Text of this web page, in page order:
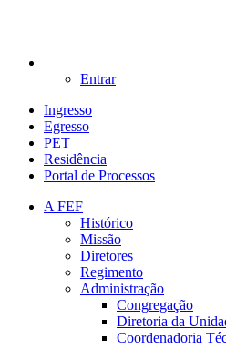
Entrar
Ingresso
Egresso
PET
Residência
Portal de Processos
A FEF
Histórico
Missão
Diretores
Regimento
Administração
Congregação
Diretoria da
Coordenadoria